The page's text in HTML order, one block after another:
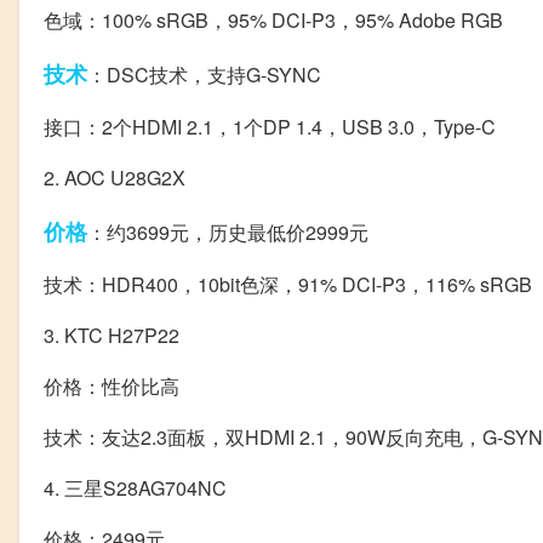
色域：100% sRGB，95% DCI-P3，95% Adobe RGB
技术 ：DSC技术，支持G-SYNC
接口：2个HDMI 2.1，1个DP 1.4，USB 3.0，Type-C
2. AOC U28G2X
价格：约3699元，历史最低价2999元
技术：HDR400，10bit色深，91% DCI-P3，116% sRGB
3. KTC H27P22
价格：性价比高
技术：友达2.3面板，双HDMI 2.1，90W反向充电，G-
4. 三星S28AG704NC